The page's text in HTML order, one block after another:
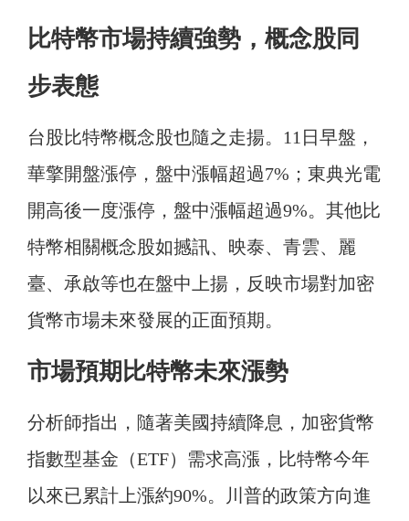
比特幣市場持續強勢，概念股同
步表態
台股比特幣概念股也隨之走揚。11日早盤，
華擎開盤漲停，盤中漲幅超過7%；東典光電
開高後一度漲停，盤中漲幅超過9%。其他比
特幣相關概念股如撼訊、映泰、青雲、麗
臺、承啟等也在盤中上揚，反映市場對加密
貨幣市場未來發展的正面預期。
市場預期比特幣未來漲勢
分析師指出，隨著美國持續降息，加密貨幣
指數型基金（ETF）需求高漲，比特幣今年
以來已累計上漲約90%。川普的政策方向進